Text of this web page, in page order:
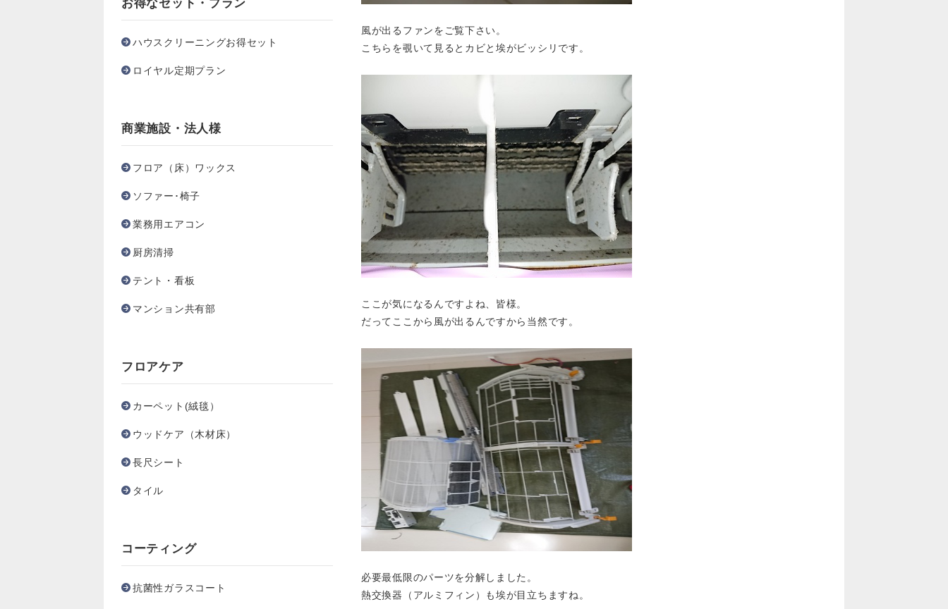
風が出るファンをご覧下さい。
こちらを覗いて見るとカビと埃がビッシリです。
ここが気になるんですよね、皆様。
だってここから風が出るんですから当然です。
必要最低限のパーツを分解しました。
熱交換器（アルミフィン）も埃が目立ちますね。
お得なセット・プラン
ハウスクリーニングお得セット
ロイヤル定期プラン
商業施設・法人様
フロア（床）ワックス
ソファー･椅子
業務用エアコン
厨房清掃
テント・看板
マンション共有部
フロアケア
カーペット(絨毯）
ウッドケア（木材床）
長尺シート
タイル
コーティング
抗菌性ガラスコート